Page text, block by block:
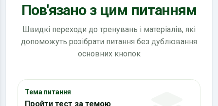
Пов'язано з цим питанням
Швидкі переходи до тренувань і матеріалів, які
допоможуть розібрати питання без дублювання
основних кнопок
Тема питання
Пройти тест за темою